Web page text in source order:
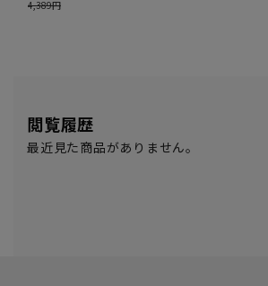
閲覧履歴
最近見た商品がありません。